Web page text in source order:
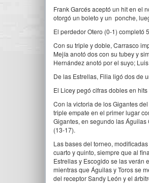
Frank Garcés aceptó un hit en el
otorgó un boleto y un ponche,
El perdedor Otero (0-1) completó
Con su triple y doble, Carrasco
Mejía anotó dos con su tubey y
Hernández anotó por el suyo;
De las Estrellas, Filia ligó dos de
El Licey pegó cifras dobles en
Con la victoria de los Gigantes
triple empate en el primer lugar
Gigantes, en segundo las
(13-17).
Las bases del torneo,
cuarto y quinto, siempre que al
Estrellas y Escogido se las verán
mientras que Águilas y Toros se
del receptor Sandy León y el